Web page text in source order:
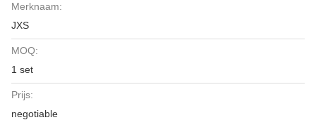
Merknaam:
JXS
MOQ:
1 set
Prijs:
negotiable